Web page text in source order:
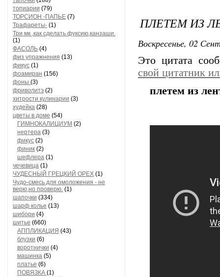
топиарии (79)
ТОРСИОН -ПАПЬЕ (7)
Трафареты- (1)
Три мк ,как сделать фуксию,канзаши.
(1)
ФАСОЛЬ (4)
физ упражнения (13)
фикус (1)
фоамиран (156)
фоны (3)
фриволитэ (2)
хитрости кулинарии (3)
худейка (28)
цветы в доме (54)
ГИМНОКАЛИЦИУМ (2)
нертера (3)
фикус (2)
финик (2)
шефлера (1)
чечевица (1)
ЧУДЕСНЫЙ ГРЕЦКИЙ ОРЕХ (1)
Чудо-смесь для омоложения - не
верю,но проверю. (1)
шапочки (334)
шарф колье (13)
шибори (4)
шитье (660)
АППЛИКАЦИЯ (43)
блузки (6)
воротнички (4)
машинка (5)
платье (6)
ПОВЯЗКА (1)
ПЛЕТЕМ ИЗ
Воскресенье, 02
Это цитата
свой цитатник
плетем из